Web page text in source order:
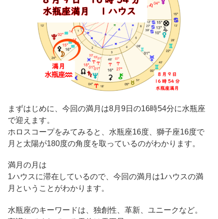
まずはじめに、今回の満月は8月9日の16時54分に水瓶座
で迎えます。
ホロスコープをみてみると、水瓶座16度、獅子座16度で
月と太陽が180度の角度を取っているのがわかります。
満月の月は
1ハウスに滞在しているので、今回の満月は1ハウスの満
月ということがわかります。
水瓶座のキーワードは、独創性、革新、ユニークなど。